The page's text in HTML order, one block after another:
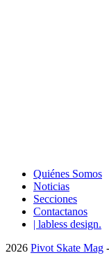
Quiénes Somos
Noticias
Secciones
Contactanos
| labless design.
2026 Pivot Skate Mag